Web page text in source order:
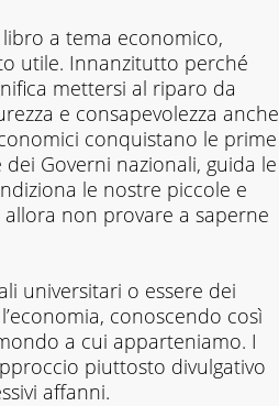
a tema economico,
utile. Innanzitutto perché
mettersi al riparo da
e consapevolezza anche
conquistano le prime
Governi nazionali, guida le
le nostre piccole e
non provare a saperne
universitari o essere dei
conoscendo così
a cui apparteniamo. I
piuttosto divulgativo
affanni.